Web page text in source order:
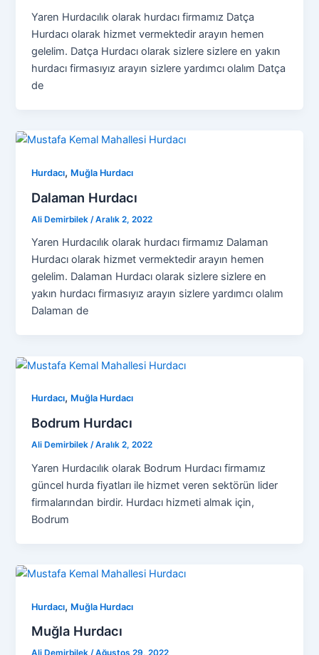
Yaren Hurdacılık olarak hurdacı firmamız Datça
Hurdacı olarak hizmet vermektedir arayın hemen
gelelim. Datça Hurdacı olarak sizlere sizlere en yakın
hurdacı firmasıyız arayın sizlere yardımcı olalım Datça
de
Hurdacı, Muğla Hurdacı
Dalaman Hurdacı
Ali Demirbilek /Aralık 2, 2022
Yaren Hurdacılık olarak hurdacı firmamız Dalaman
Hurdacı olarak hizmet vermektedir arayın hemen
gelelim. Dalaman Hurdacı olarak sizlere sizlere en
yakın hurdacı firmasıyız arayın sizlere yardımcı olalım
Dalaman de
Hurdacı, Muğla Hurdacı
Bodrum Hurdacı
Ali Demirbilek/Aralık 2, 2022
Yaren Hurdacılık olarak Bodrum Hurdacı firmamız
güncel hurda fiyatları ile hizmet veren sektörün lider
firmalarından birdir. Hurdacı hizmeti almak için,
Bodrum
Hurdacı, Muğla Hurdacı
Muğla Hurdacı